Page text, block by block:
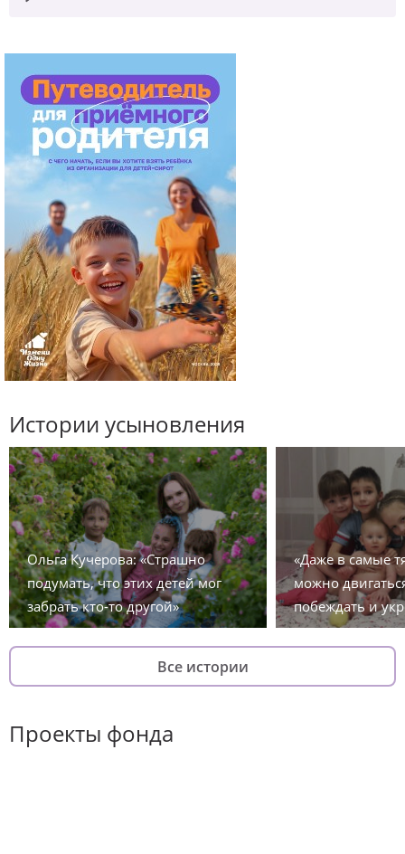
Истории усыновления
Ольга Кучерова: «Страшно
подумать, что этих детей мог
забрать кто-то другой»
«Даже в самые
можно
побеждать и
Все истории
Проекты фонда